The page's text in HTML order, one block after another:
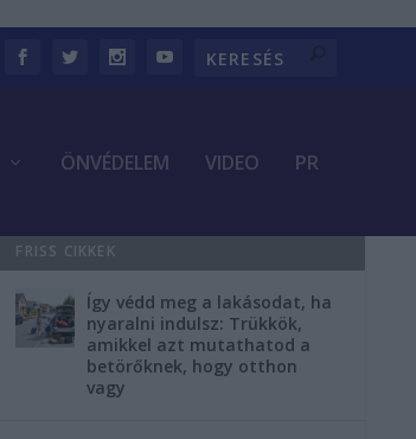
ÖNVÉDELEM VIDEO PR
FRISS CIKKEK
Így védd meg a lakásodat, ha
nyaralni indulsz: Trükkök,
amikkel azt mutathatod a
betörőknek, hogy otthon
vagy